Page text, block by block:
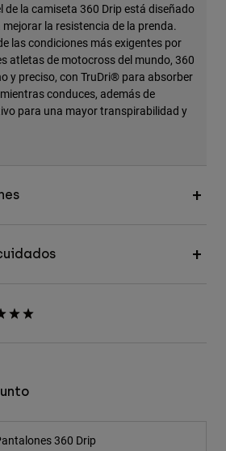
de la camiseta 360 Drip está diseñado
la resistencia de la prenda.
las condiciones más exigentes por
atletas de motocross del mundo, 360
y preciso, con TruDri® para absorber
conduces, además de
para una mayor transpirabilidad y
360 Drip